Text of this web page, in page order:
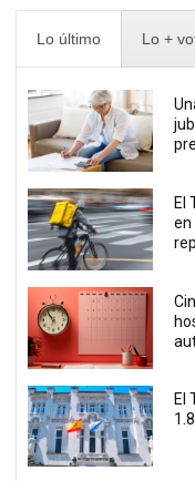
Lo último Lo +
El
en
El